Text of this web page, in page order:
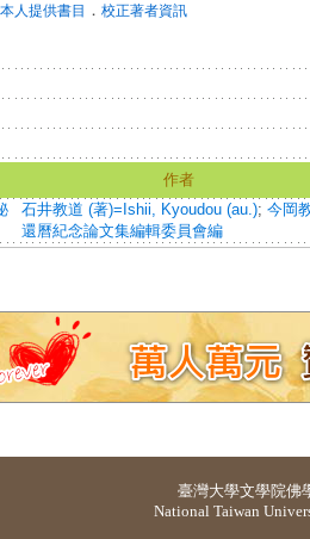
人提供書目 ． 校正著者資訊
作者
石井教道 (著)=Ishii, Kyoudou (au.); 今岡
還曆紀念論文集編輯委員會編
臺灣大學文學院佛
National Taiwan